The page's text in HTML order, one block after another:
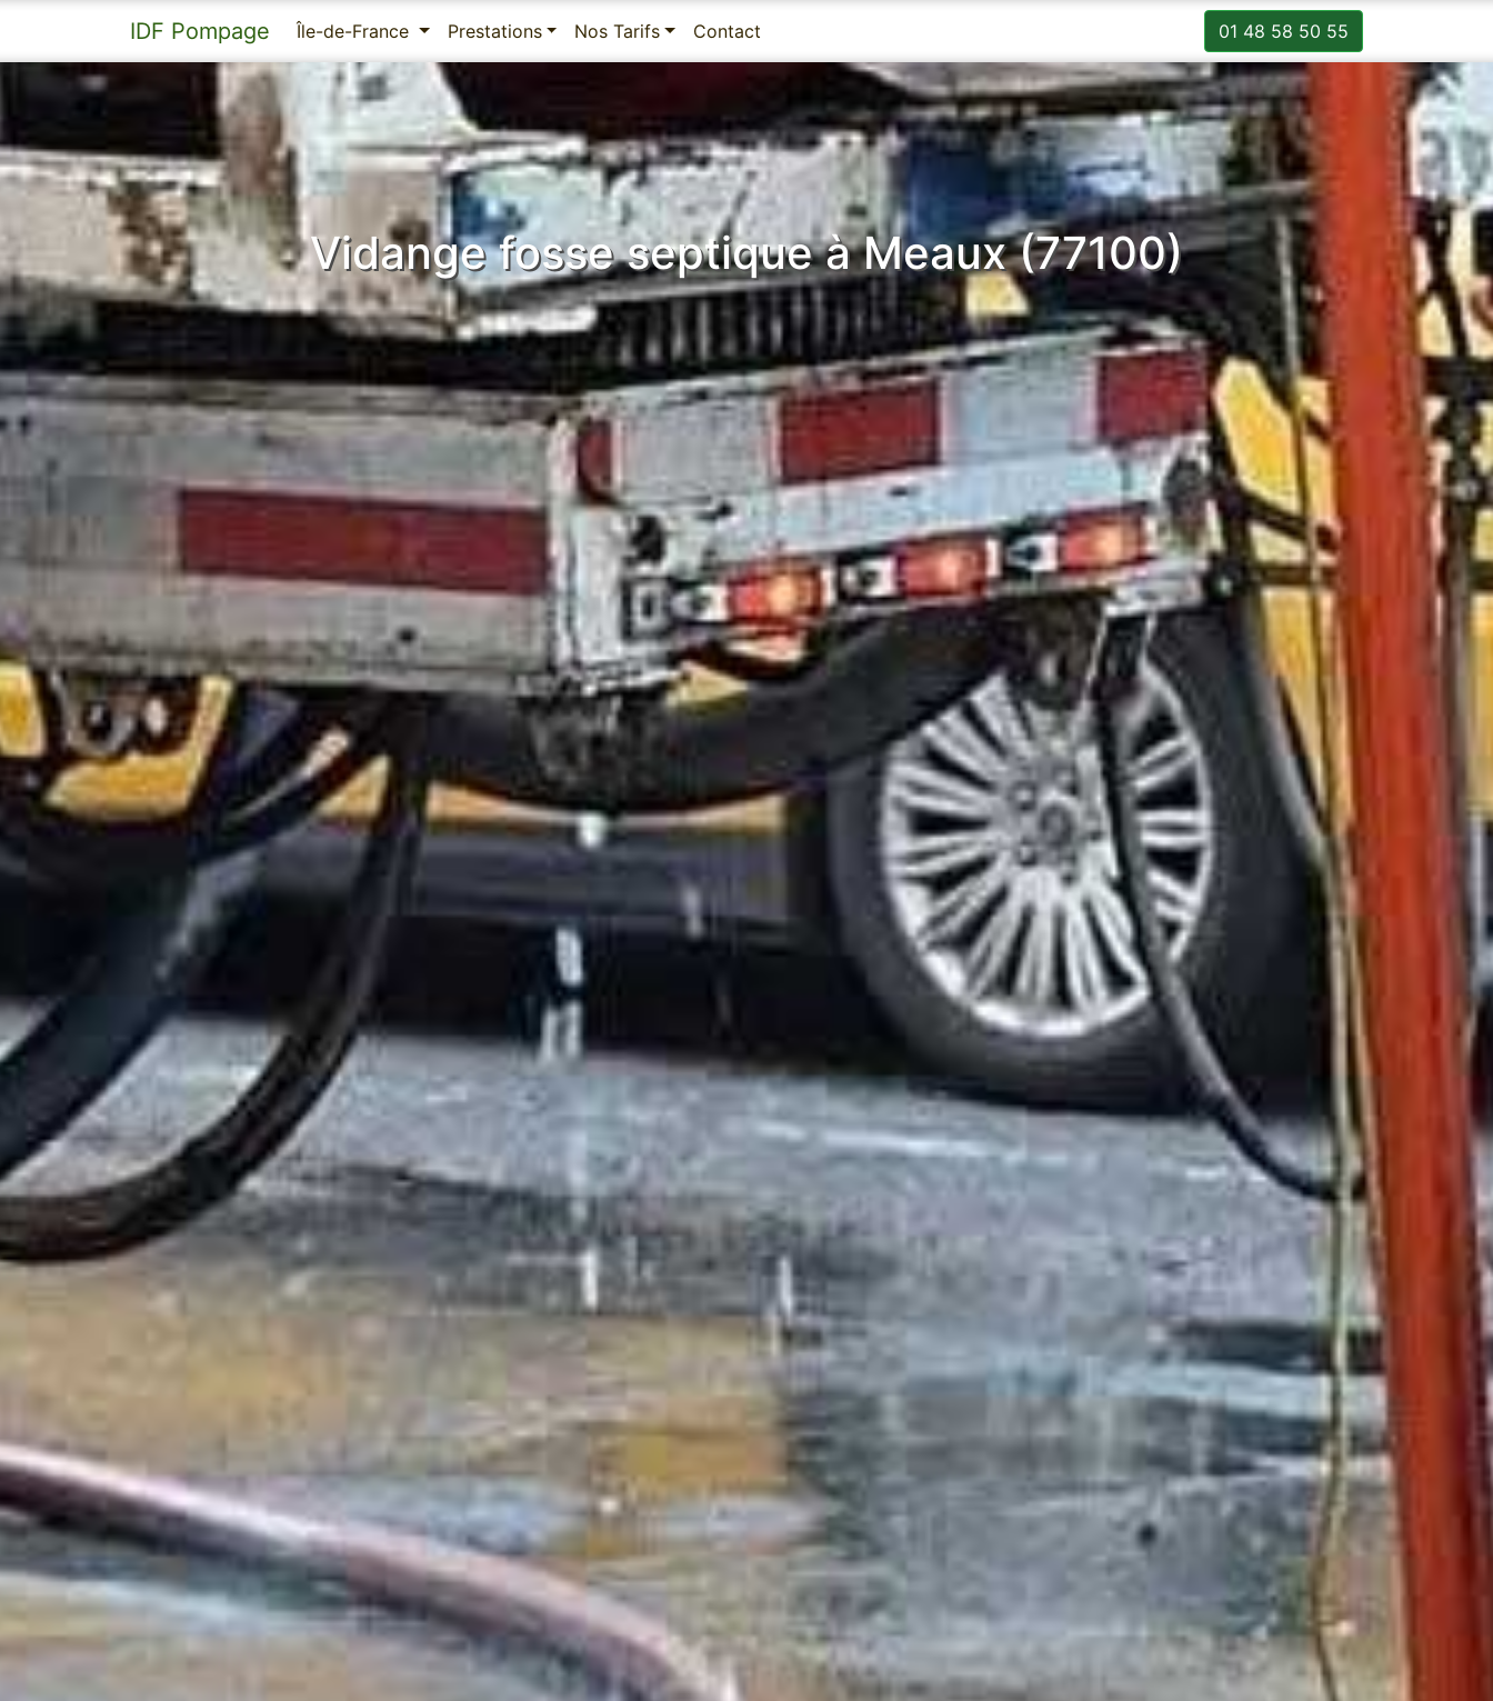
IDF Pompage Île-de-France Prestations Nos Tarifs Contact 01 48 58 50 55
Vidange fosse septique à Meaux (77100)